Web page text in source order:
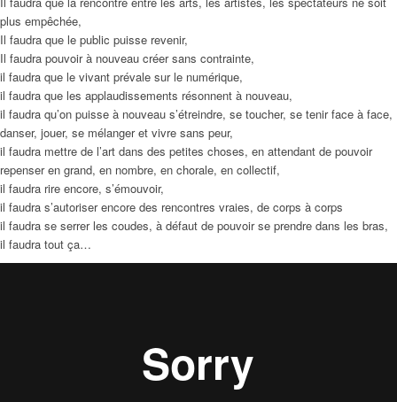
plus empêchée,
Il faudra que le public puisse revenir,
Il faudra pouvoir à nouveau créer sans contrainte,
il faudra que le vivant prévale sur le numérique,
il faudra que les applaudissements résonnent à nouveau,
il faudra qu’on puisse à nouveau s’étreindre, se toucher, se tenir face à face,
danser, jouer, se mélanger et vivre sans peur,
il faudra mettre de l’art dans des petites choses, en attendant de pouvoir
repenser en grand, en nombre, en chorale, en collectif,
il faudra rire encore, s’émouvoir,
il faudra s’autoriser encore des rencontres vraies, de corps à corps
il faudra se serrer les coudes, à défaut de pouvoir se prendre dans les bras,
il faudra tout ça…